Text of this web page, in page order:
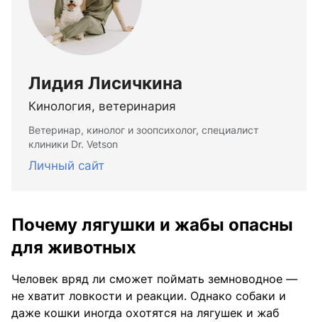
Лидия Лисичкина
Кинология, ветеринария
Ветеринар, кинолог и зоопсихолог, специалист
клиники Dr. Vetson
Личный сайт
Почему лягушки и жабы опасны
для животных
Человек вряд ли сможет поймать земноводное —
не хватит ловкости и реакции. Однако собаки и
даже кошки иногда охотятся на лягушек и жаб